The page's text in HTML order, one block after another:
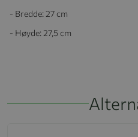
- Bredde: 27 cm
- Høyde: 27,5 cm